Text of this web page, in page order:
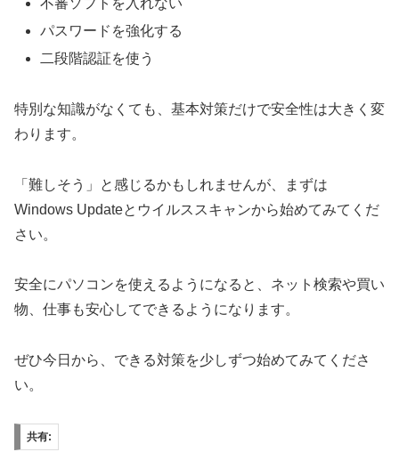
パスワードを強化する
二段階認証を使う
特別な知識がなくても、基本対策だけで安全性は大きく変
わります。
「難しそう」と感じるかもしれませんが、まずは
Windows Updateとウイルススキャンから始めてみてくだ
さい。
安全にパソコンを使えるようになると、ネット検索や買い
物、仕事も安心してできるようになります。
ぜひ今日から、できる対策を少しずつ始めてみてくださ
い。
共有: